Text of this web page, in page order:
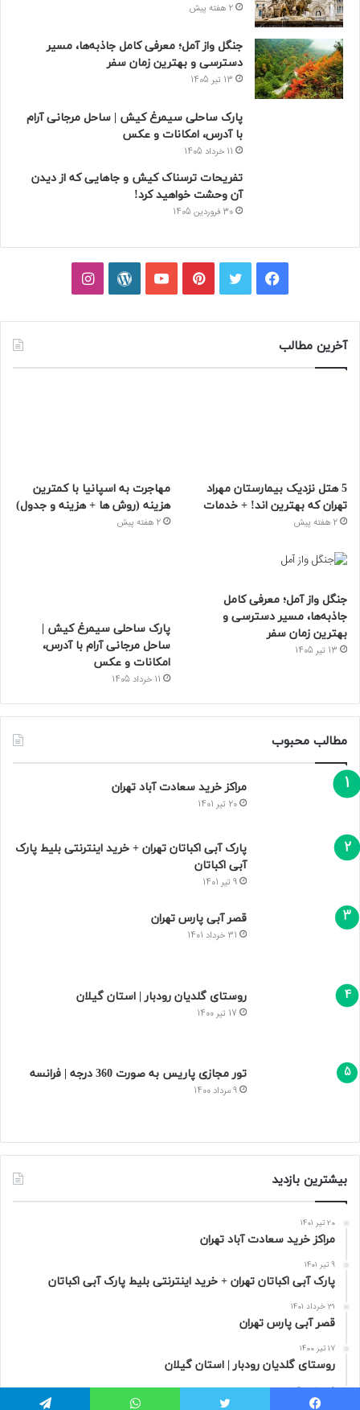
2 هفته پیش
جنگل واز آمل؛ معرفی کامل جاذبه‌ها، مسیر
دسترسی و بهترین زمان سفر
13 تیر 1405
پارک ساحلی سیمرغ کیش | ساحل مرجانی آرام
با آدرس، امکانات و عکس
11 خرداد 1405
تفریحات ترسناک کیش و جاهایی که از دیدن
آن وحشت خواهید کرد!
30 فروردین 1405
فیسبوکتوییترپینتریستیوتیوبوردپرساینستاگرام
آخرین مطالب
5 هتل نزدیک بیمارستان مهراد
تهران که بهترین‌ اند! + خدمات
2 هفته پیش
مهاجرت به اسپانیا با کمترین
هزینه (روش ها + هزینه و جدول)
2 هفته پیش
جنگل واز آمل؛ معرفی کامل
جاذبه‌ها، مسیر دسترسی و
بهترین زمان سفر
13 تیر 1405
پارک ساحلی سیمرغ کیش |
ساحل مرجانی آرام با آدرس،
امکانات و عکس
11 خرداد 1405
مطالب محبوب
مراکز خرید سعادت‌ آباد تهران
20 تیر 1401
پارک آبی اکباتان تهران + خرید اینترنتی بلیط پارک
آبی اکباتان
9 تیر 1401
قصر آبی پارس تهران
31 خرداد 1401
روستای گلدیان رودبار | استان گیلان
17 تیر 1400
تور مجازی پاریس به صورت 360 درجه | فرانسه
9 مرداد 1400
بیشترین بازدید
20 تیر 1401
مراکز خرید سعادت‌ آباد تهران
9 تیر 1401
پارک آبی اکباتان تهران + خرید اینترنتی بلیط پارک آبی اکباتان
31 خرداد 1401
قصر آبی پارس تهران
17 تیر 1400
روستای گلدیان رودبار | استان گیلان
9 مرداد 1400